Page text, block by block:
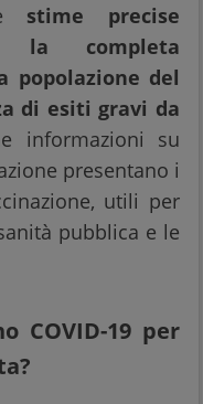
stime precise
la completa
popolazione del
di esiti gravi da
informazioni su
presentano i
utili per
pubblica e le
COVID-19 per